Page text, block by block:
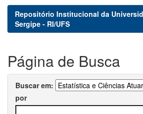
Repositório Institucional da
Sergipe - RI/UFS
Página de Busca
Buscar em:
por